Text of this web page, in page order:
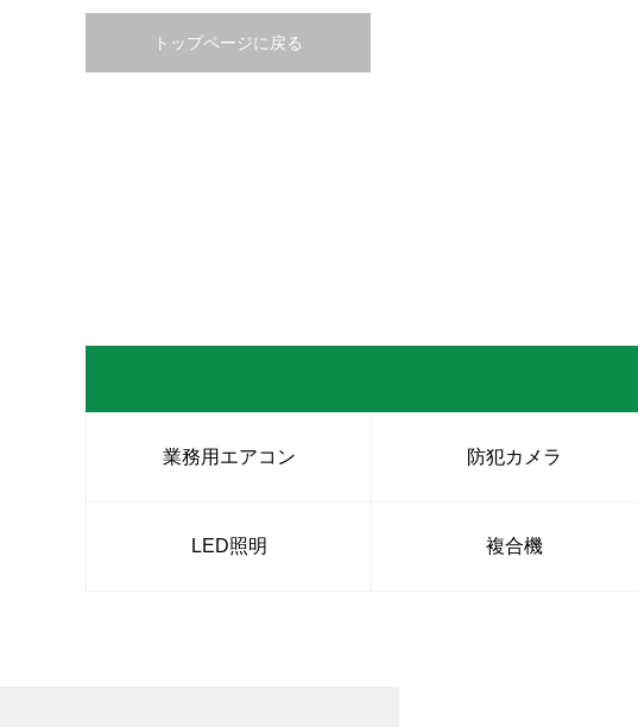
トップページに戻る
業務用エアコン 防犯カメラ
LED照明 複合機